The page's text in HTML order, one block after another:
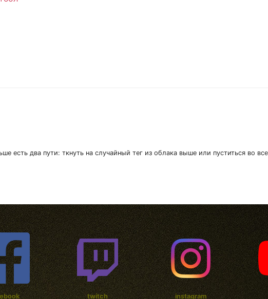
есть два пути: ткнуть на случайный тег из облака выше или пуститься во
twitch instagram